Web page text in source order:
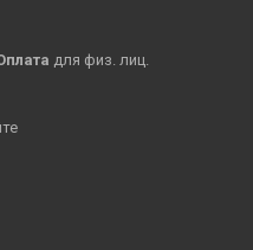
для физ. лиц.